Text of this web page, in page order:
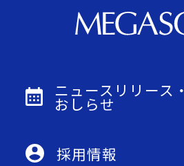
ニュースリリース・
おしらせ
採用情報